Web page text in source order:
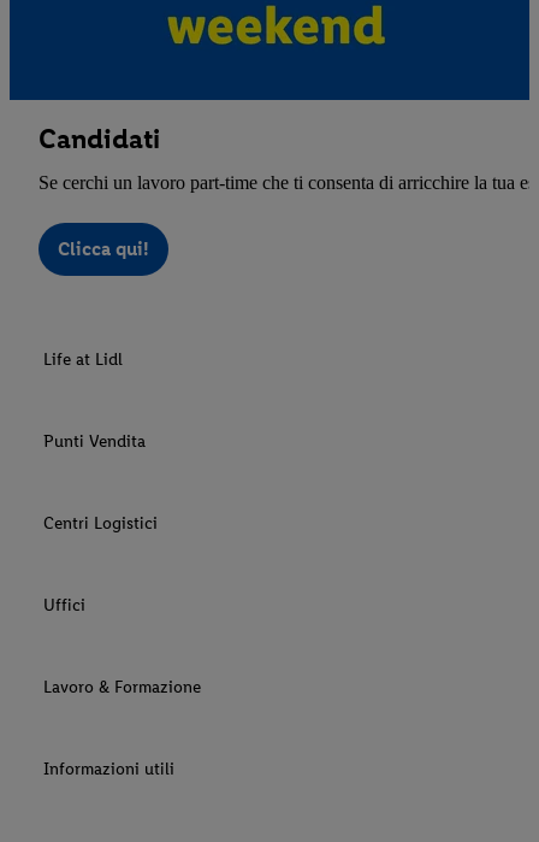
Candidati
Se cerchi un lavoro part-time che ti consenta di arricchire la tua
Clicca qui!
Life at Lidl
Punti Vendita
Centri Logistici
Uffici
Lavoro & Formazione
Informazioni utili